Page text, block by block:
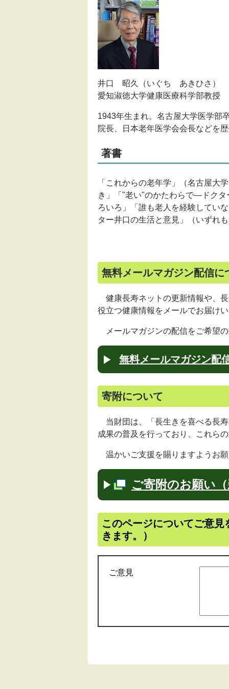
井口 昭久（いぐち あきひさ）
愛知淑徳大学健康医療科学部教授
1943年生まれ。名古屋大学医学部
院長、日本老年医学会会長などを
著書
「これからの老年学」（名古屋大
き」「"老い"のかたわらで―ドクタ
ろいろ」「誰も老人を経験してい
ター井口の生活と意見」（いずれ
無料メールマガジン配信に
健康長寿ネットの更新情報や、
役立つ健康情報をメールでお届け
メールマガジンの配信をご希望
無料メールマガジン配
寄附について
当財団は、「長生きを喜べる長
成果の普及を行っており、これら
温かいご支援を賜りますようお
ご寄附のお願い
このページについてご意
きます。）
ご意見